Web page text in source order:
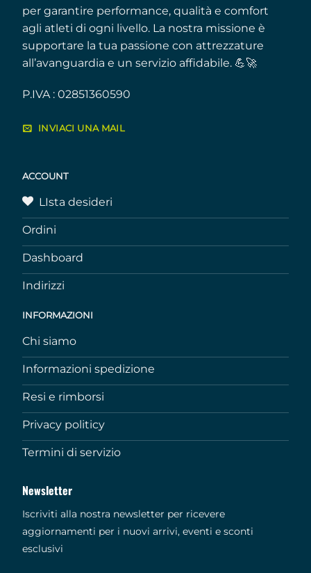
per garantire performance, qualità e comfort
agli atleti di ogni livello. La nostra missione è
supportare la tua passione con attrezzature
all’avanguardia e un servizio affidabile. 💪🚀
P.IVA : 02851360590
INVIACI UNA MAIL
ACCOUNT
LIsta desideri
Ordini
Dashboard
Indirizzi
INFORMAZIONI
Chi siamo
Informazioni spedizione
Resi e rimborsi
Privacy politicy
Termini di servizio
Newsletter
Iscriviti alla nostra newsletter per ricevere
aggiornamenti per i nuovi arrivi, eventi e sconti
esclusivi